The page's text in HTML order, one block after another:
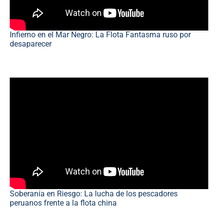
Infierno en el Mar Negro: La Flota Fantasma ruso por
desaparecer
Soberanía en Riesgo: La lucha de los pescadores
peruanos frente a la flota china